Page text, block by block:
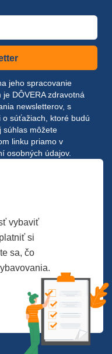
jeho spracovanie
DÔVERA zdravotná
newsletterov, s
súťažiach, ktoré budú
súhlas môžete
linku priamo v
osobných údajov.
vybaviť
si
sa, čo